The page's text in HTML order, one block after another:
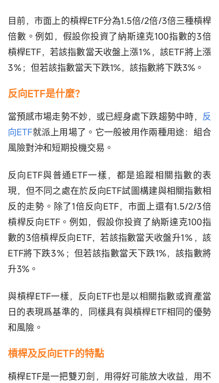
目前，市面上的槓桿ETF分為1.5倍/2倍/3倍三種槓桿
倍數。例如，假設你投資了納斯達克100指數的3倍
槓桿ETF，若該指數當天收盤上漲1％，該ETF將上漲
3％；但若該指數當天下跌1%，該指數將下跌3%。
反向ETF是什麼？
當預感市場走勢不妙，或已經身處下跌趨勢中時， 反
向ETF就派上用場了。它一般被用作兩種用途：組合
風險對沖和短期投機交易。
反向ETF與普通ETF一樣，都是追蹤相關指數的表
現，但不同之處在於反向ETF試圖構建與相關指數相
反的走勢。除了1倍反向ETF，市面上還有1.5/2/3倍
槓桿反向ETF。例如，假設你投資了納斯達克100指
數的3倍槓桿反向ETF，若該指數當天收盤升1％，該
ETF將下跌3％；但若該指數當天下跌1%，該指數將
升3%。
與槓桿ETF一樣，反向ETF也是以相關指數或資產當
日的表現爲基準的，同樣具有與槓桿ETF相同的優勢
和風險。
槓桿及反向ETF的特點
槓桿ETF是一把雙刃劍，用得好可能放大收益，用不